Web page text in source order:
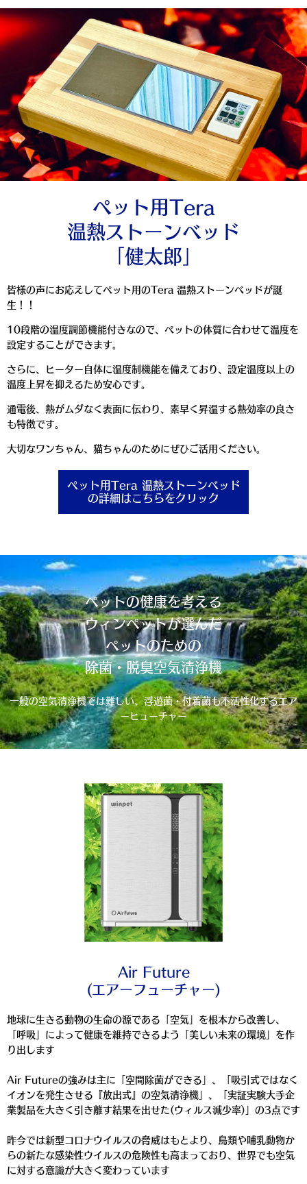
ペット用Tera
温熱ストーンベッド
「健太郎」
皆様の声にお応えしてペット用のTera 温熱ストーンベッドが誕
生！！
10段階の温度調節機能付きなので、ペットの体質に合わせて温度を
設定することができます。
さらに、ヒーター自体に温度制機能を備えており、設定温度以上の
温度上昇を抑えるため安心です。
通電後、熱がムダなく表面に伝わり、素早く昇温する熱効率の良さ
も特徴です。
大切なワンちゃん、猫ちゃんのためにぜひご活用ください。
ペット用Tera 温熱ストーンベッド
の詳細はこちらをクリック
ペットの健康を考える
ウィンペットが選んだ
ペットのための
除菌・脱臭空気清浄機
一般の空気清浄機では難しい、浮遊菌・付着菌も不活性化するエア
ーヒューチャー
Air Future
(エアーフューチャー)
地球に生きる動物の生命の源である「空気」を根本から改善し、
「呼吸」によって健康を維持できるよう「美しい未来の環境」を作
り出します
Air Futureの強みは主に「空間除菌ができる」、「吸引式ではなく
イオンを発生させる『放出式』の空気清浄機」、「実証実験大手企
業製品を大きく引き離す結果を出せた(ウィルス減少率)」の3点です
昨今では新型コロナウイルスの脅威はもとより、鳥類や哺乳動物か
らの新たな感染性ウイルスの危険性も高まっており、世界でも空気
に対する意識が大きく変わっています